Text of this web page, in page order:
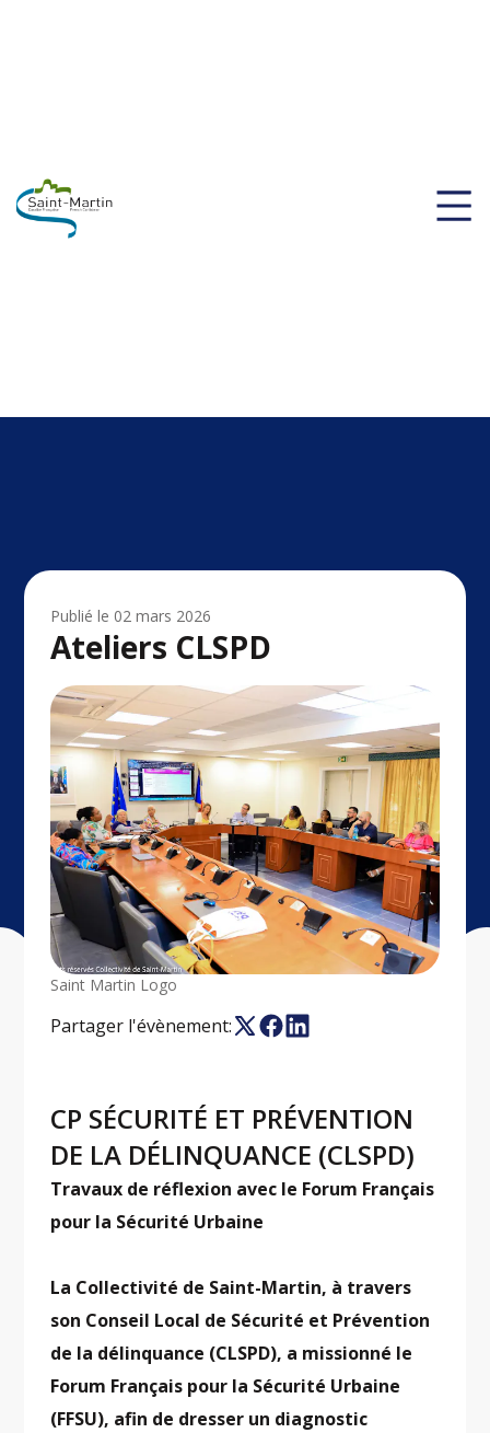
Publié le 02 mars 2026
Ateliers CLSPD
Saint Martin Logo
Partager l'évènement:
CP SÉCURITÉ ET PRÉVENTION
DE LA DÉLINQUANCE (CLSPD)
Travaux de réflexion avec le Forum Français
pour la Sécurité Urbaine
La Collectivité de Saint-Martin, à travers
son Conseil Local de Sécurité et Prévention
de la délinquance (CLSPD), a missionné le
Forum Français pour la Sécurité Urbaine
(FFSU), afin de dresser un diagnostic